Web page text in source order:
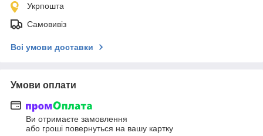
Укрпошта
Самовивіз
Всі умови доставки
Умови оплати
Ви отримаєте замовлення
або гроші повернуться на вашу картку